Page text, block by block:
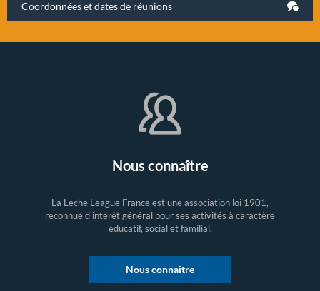
Coordonnées et dates de réunions
Nous connaître
La Leche League France est une association loi 1901,
reconnue d'intérêt général pour ses activités à caractère
éducatif, social et familial.
Nous connaître